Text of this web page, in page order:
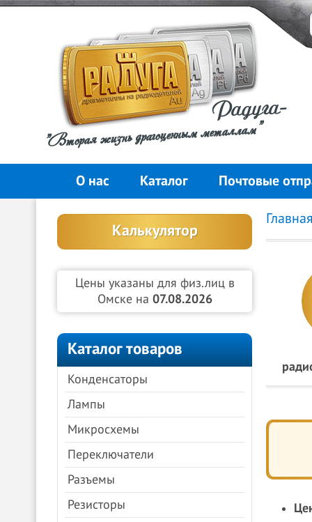
Радуга-
"Вторая жизнь драгоценным металлам"
О нас Каталог Почтовые
Калькулятор
Цены указаны для физ.лиц в
Омске на 07.08.2026
Каталог товаров
Конденсаторы
Лампы
Микросхемы
Переключатели
Разъемы
Резисторы
Главная